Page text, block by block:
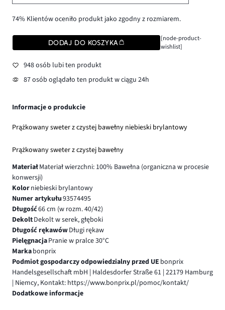
74% Klientów oceniło produkt jako zgodny z rozmiarem.
DODAJ DO KOSZYKA
[node-product-
wishlist]
948 osób lubi ten produkt
87 osób oglądało ten produkt w ciągu 24h
Informacje o produkcie
Prążkowany sweter z czystej bawełny niebieski brylantowy
Prążkowany sweter z czystej bawełny
MateriałMateriał wierzchni: 100% Bawełna (organiczna w procesie
konwersji)
Kolorniebieski brylantowy
Numer artykułu93574495
Długość66 cm (w rozm. 40/42)
DekoltDekolt w serek, głęboki
Długość rękawówDługi rękaw
PielęgnacjaPranie w pralce 30°C
Markabonprix
Podmiot gospodarczy odpowiedzialny przed UE bonprix
Handelsgesellschaft mbH | Haldesdorfer Straße 61 | 22179 Hamburg
| Niemcy, Kontakt: https://www.bonprix.pl/pomoc/kontakt/
Dodatkowe informacje